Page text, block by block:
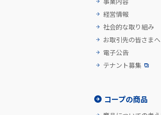
経営情報
社会的な取り組み
お取引先の皆さまへ
電子公告
テナント募集
コープの商品